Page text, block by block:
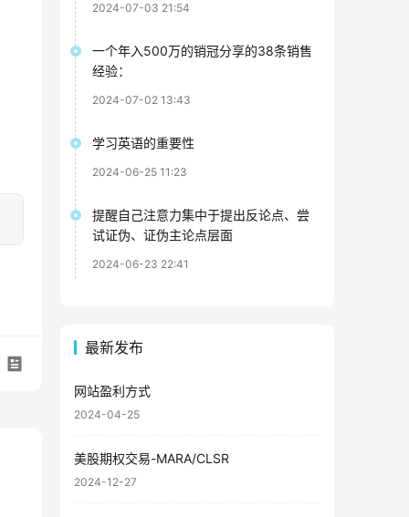
2024-07-03 21:54
一个年入500万的销冠分享的38条销售
经验：
2024-07-02 13:43
学习英语的重要性
2024-06-25 11:23
提醒自己注意力集中于提出反论点、尝
试证伪、证伪主论点层面
2024-06-23 22:41
最新发布
网站盈利方式
2024-04-25
美股期权交易-MARA/CLSR
2024-12-27